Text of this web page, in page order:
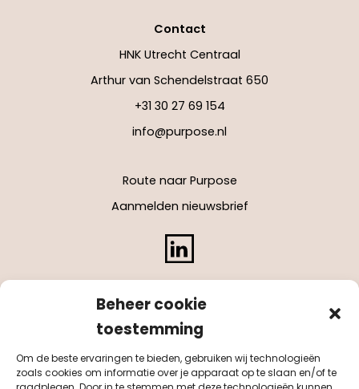
Beheer cookie
toestemming
Om de beste ervaringen te bieden, gebruiken wij technologieën
zoals cookies om informatie over je apparaat op te slaan en/of te
Contact
HNK Utrecht Centraal
Arthur van Schendelstraat 650
+31 30 27 69 154
info@purpose.nl
Route naar Purpose
Aanmelden nieuwsbrief